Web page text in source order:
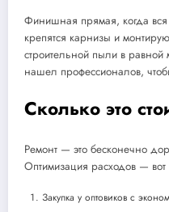
Финишная прямая, когда вся
крепятся карнизы и
строительной пыли в
нашел профессионалов,
Сколько это
Ремонт — это бесконечно
Оптимизация расходов —
Закупка у оптовиков с